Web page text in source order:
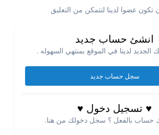
عضوا لدينا لتتمكن من التعليق
انشئ حساب جديد
لدينا في الموقع بمنتهي السهوله .
سجل حساب جديد
♥ تسجيل دخول ♥
حساب بالفعل ؟ سجل دخولك من هنا.